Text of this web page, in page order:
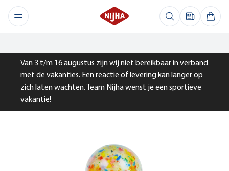
Van 3 t/m 16 augustus zijn wij niet bereikbaar in verband
met de vakanties. Een reactie of levering kan langer op
zich laten wachten. Team Nijha wenst je een sportieve
vakantie!